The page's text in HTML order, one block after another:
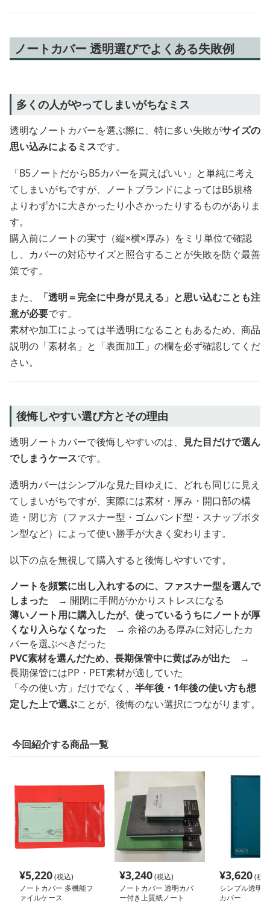
ノートカバー 透明選びでよくある失敗例
多くの人がやってしまいがちなミス
透明なノートカバーを選ぶ際に、特に多い失敗がサイズの
思い込みによるミスです。
「B5ノートだからB5カバーを買えばいい」と単純に考え
てしまいがちですが、ノートブランドによってはB5規格
よりわずかに大きかったり小さかったりするものがありま
す。
購入前にノートの実寸（縦×横×厚み）をミリ単位で確認
し、カバーの対応サイズと照合することが失敗を防ぐ最善
策です。
また、
「透明＝完全に中身が見える」と思い込むことも注
意が必要です。
素材や加工によっては半透明になることもあるため、商品
説明の「素材名」と「表面加工」の欄を必ず確認してくだ
さい。
後悔しやすい選び方とその理由
透明ノートカバーで後悔しやすいのは、 見た目だけで選ん
でしまうケースです。
透明カバーはシンプルな見た目ゆえに、どれも同じに見え
てしまいがちですが、実際には素材・厚み・開口部の構
造・閉じ方（ファスナー型・ゴムバンド型・スナップボタ
ン型など）によって使い勝手が大きく変わります。
以下の点を無視して購入すると後悔しやすいです。
ノートを頻繁に出し入れするのに、ファスナー型を選んで
しまった → 開閉に手間がかかりストレスになる
薄いノート用に購入したが、使っているうちにノートが厚
くなり入らなくなった → 余裕のある厚みに対応したカ
バーを選ぶべきだった
PVC素材を選んだため、長期保管中に黄ばみが出た →
長期保管にはPP・PET素材が適していた
「今の使い方」だけでなく、 半年後・1年後の使い方も想
定した上で選ぶことが、後悔のない選択につながります。
今回紹介する商品一覧
¥5,220(税込)
ノートカバー 多機能フ
ァイルケース
¥3,240(税込)
ノートカバー 透明カバ
ー付き上質紙ノート
¥3,620(税
シンプル透明
カバー